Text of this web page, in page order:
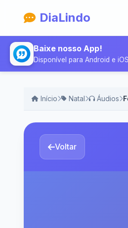
DiaLindo
Baixe nosso App!
Disponível para Android e iOS
Início Natal Áudios
Voltar